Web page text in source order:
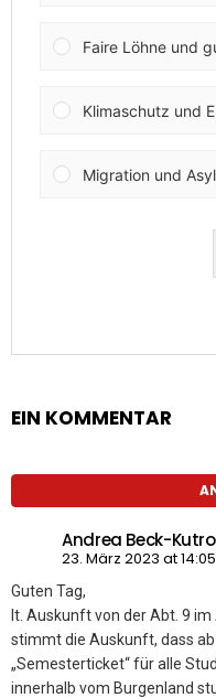
EIN KOMMENTAR
Andrea Beck-
23. März 2023 at 14:05
Guten Tag,
lt. Auskunft von der Abt. 9
stimmt die Auskunft, dass
„Semesterticket“ für alle
innerhalb vom Burgenland